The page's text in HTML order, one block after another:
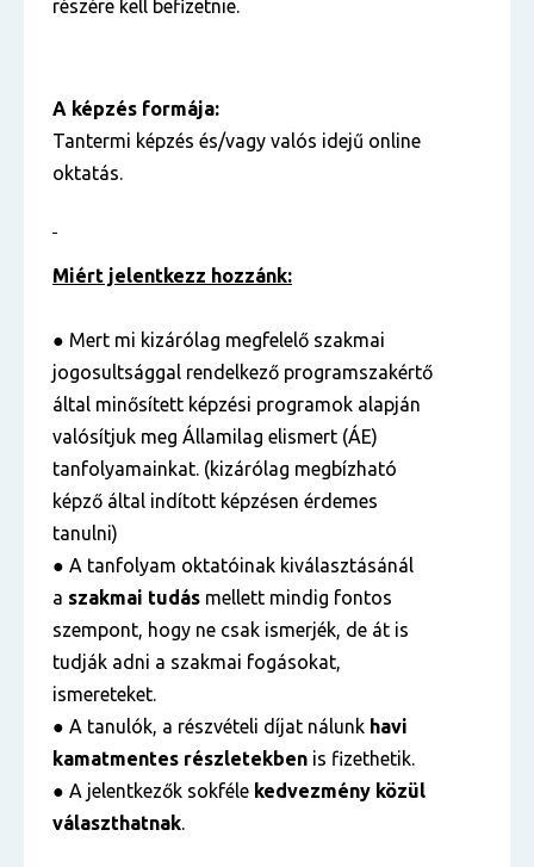
részére kell befizetnie.
A képzés formája:
Tantermi képzés és/vagy valós idejű online
oktatás.
Miért jelentkezz hozzánk:
● Mert mi kizárólag megfelelő szakmai
jogosultsággal rendelkező programszakértő
által minősített képzési programok alapján
valósítjuk meg Államilag elismert (ÁE)
tanfolyamainkat. (kizárólag megbízható
képző által indított képzésen érdemes
tanulni)
● A tanfolyam oktatóinak kiválasztásánál
a szakmai tudás mellett mindig fontos
szempont, hogy ne csak ismerjék, de át is
tudják adni a szakmai fogásokat,
ismereteket.
● A tanulók, a részvételi díjat nálunk havi
kamatmentes részletekben is fizethetik.
● A jelentkezők sokféle kedvezmény közül
választhatnak.